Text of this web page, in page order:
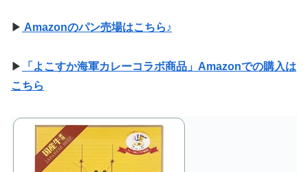
▶ Amazonのパン売場はこちら♪
▶
「よこすか海軍カレーコラボ商品」Amazonでの購入は
こちら